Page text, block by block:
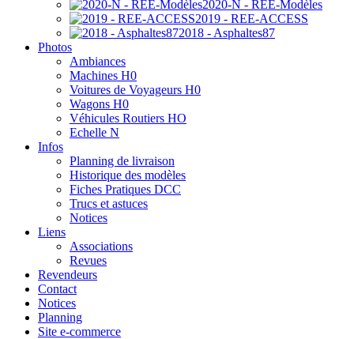
2020-N - REE-Modèles
2019 - REE-ACCESS
2018 - Asphaltes87
Photos
Ambiances
Machines H0
Voitures de Voyageurs H0
Wagons H0
Véhicules Routiers HO
Echelle N
Infos
Planning de livraison
Historique des modèles
Fiches Pratiques DCC
Trucs et astuces
Notices
Liens
Associations
Revues
Revendeurs
Contact
Notices
Planning
Site e-commerce